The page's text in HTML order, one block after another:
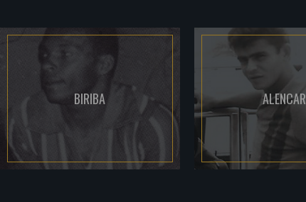
BIRIBA ALENCAR